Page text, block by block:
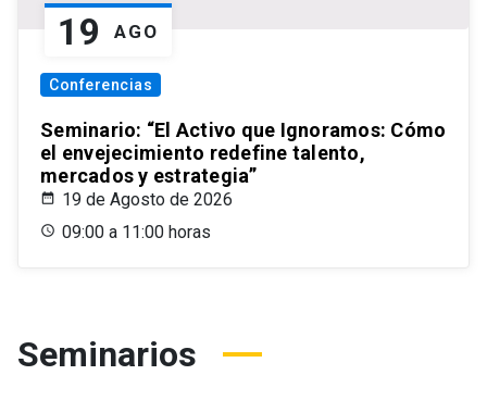
19 AGO
Conferencias
Seminario: “El Activo que Ignoramos: Cómo
el envejecimiento redefine talento,
mercados y estrategia”
19 de Agosto de 2026
09:00 a 11:00 horas
Seminarios